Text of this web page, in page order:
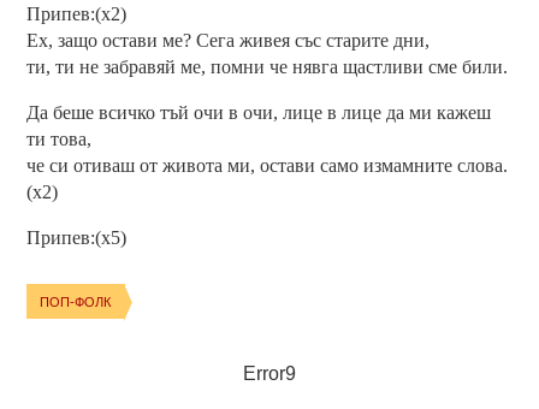
Припев:(x2)
Ех, защо остави ме? Сега живея със старите дни,
ти, ти не забравяй ме, помни че нявга щастливи сме били.
Да беше всичко тъй очи в очи, лице в лице да ми кажеш
ти това,
че си отиваш от живота ми, остави само измамните слова.
(x2)
Припев:(x5)
ПОП-ФОЛК
Error9